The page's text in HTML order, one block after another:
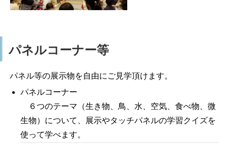
パネルコーナー等
パネル等の展示物を自由にご見学頂けます。
パネルコーナー
６つのテーマ（生き物、鳥、水、空気、食べ物、微
生物）について、展示やタッチパネルの学習クイズを
使って学べます。